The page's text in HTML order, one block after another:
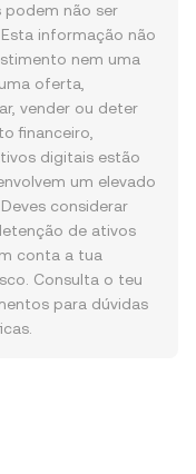
podem não ser
informação não
nem uma
oferta,
vender ou deter
financeiro,
digitais estão
um elevado
considerar
de ativos
conta a tua
Consulta o teu
para dúvidas